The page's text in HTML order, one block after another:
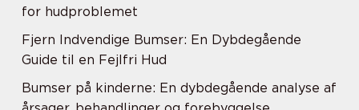
for hudproblemet
Fjern Indvendige Bumser: En Dybdegående
Guide til en Fejlfri Hud
Bumser på kinderne: En dybdegående analyse af